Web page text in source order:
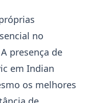
no
presença de
em Indian
os melhores